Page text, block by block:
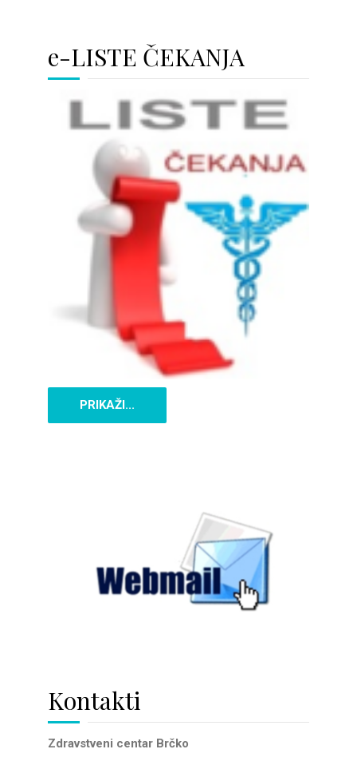
e-LISTE ČEKANJA
PRIKAŽI...
Kontakti
Zdravstveni centar Brčko